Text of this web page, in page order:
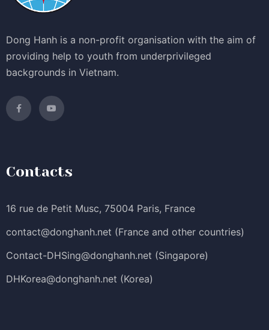
Dong Hanh is a non-profit organisation with the aim of
providing help to youth from underprivileged
backgrounds in Vietnam.
Contacts
16 rue de Petit Musc, 75004 Paris, France
contact@donghanh.net (France and other countries)
Contact-DHSing@donghanh.net (Singapore)
DHKorea@donghanh.net (Korea)